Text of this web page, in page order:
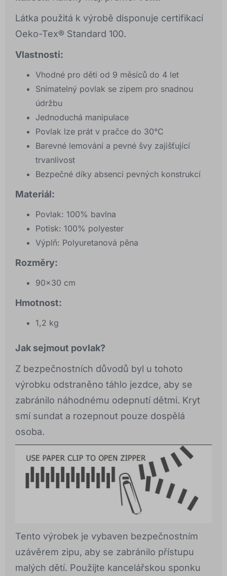
Látka použitá k výrobě disponuje certifikací
Oeko-Tex® Standard 100.
Vlastnosti:
Vhodné pro děti od 9 měsíců do 4 let
Snímatelný povlak se zipem pro snadnou
údržbu
Jednoduchá manipulace
Povlak lze prát v pračce do 30°C
Barevné lemování a pevné švy zajišťující
trvanlivost
Bezpečné díky absenci pevných konstrukcí
Materiál:
Povlak: 100% bavlna
Potisk: 100% polyester
Výplň: Polyuretanová pěna
Rozměry:
90x30 cm
Hmotnost:
1,2 kg
Jak sejmout povlak?
Z bezpečnostních důvodů byl u tohoto
výrobku odstraněno táhlo jezdce, aby se
zabránilo náhodnému odepnutí dětmi. Kryt
smí sundat a rozepnout pouze dospělá
osoba.
Tento výrobek je vybaven bezpečnostním
uzávěrem zipu, aby se zabránilo přístupu
malých dětí. Použijte kancelářskou sponku